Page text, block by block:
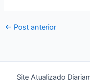
← Post anterior
Site Atualizado